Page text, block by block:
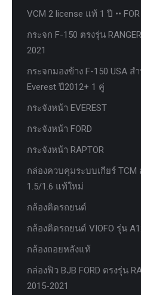
VCM 2 license แท้ 1 ปี •• FOR
กระจก F-150 ตรงรุ่น
2021
กระจกมองข้าง F-150 USA ส
Everest ปี2012+ 1 คู่
กระจังหน้า EVEREST
กระจังหน้า FORD
กระจังหน้า RAPTOR
กล่องควบคุมระบบเกียร์ TCM
1.5/1.6 แท้ใหม่
กล้องติดรถยนต์
กล้องติดรถยนต์ VIOFO รุ่น
กล้องถอยหลังแท้
กล่องฟิว BJB FORD ตรงรุ่น
2015-2021